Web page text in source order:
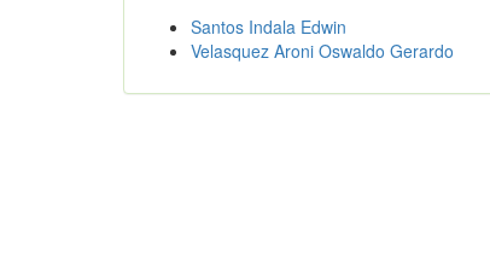
Santos Indala Edwin
Velasquez Aroni Oswaldo Gerardo